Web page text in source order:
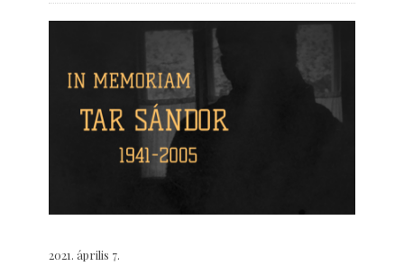
2021. április 7.